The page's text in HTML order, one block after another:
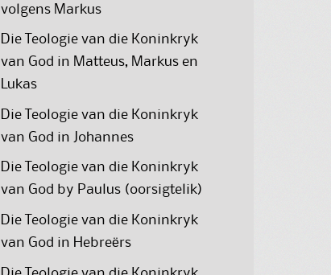
volgens Markus
Die Teologie van die Koninkryk
van God in Matteus, Markus en
Lukas
Die Teologie van die Koninkryk
van God in Johannes
Die Teologie van die Koninkryk
van God by Paulus (oorsigtelik)
Die Teologie van die Koninkryk
van God in Hebreërs